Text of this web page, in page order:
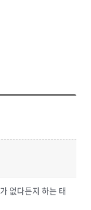
없다든지 하는 태